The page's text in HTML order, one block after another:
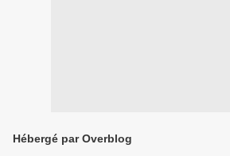
Hébergé par Overblog